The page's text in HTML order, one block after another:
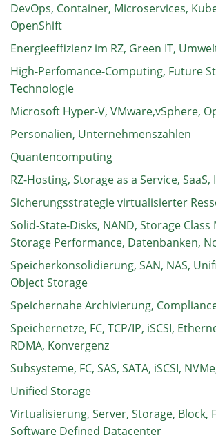
DevOps, Container, Microservices,
OpenShift
Energieeffizienz im RZ, Green IT,
High-Perfomance-Computing, Future
Technologie
Microsoft Hyper-V, VMware,vSphere,
Personalien, Unternehmenszahlen
Quantencomputing
RZ-Hosting, Storage as a Service, SaaS,
Sicherungsstrategie virtualisierter
Solid-State-Disks, NAND, Storage Class
Storage Performance, Datenbanken,
Speicherkonsolidierung, SAN, NAS,
Object Storage
Speichernahe Archivierung,
Speichernetze, FC, TCP/IP, iSCSI,
RDMA, Konvergenz
Subsysteme, FC, SAS, SATA, iSCSI,
Unified Storage
Virtualisierung, Server, Storage, Block,
Software Defined Datacenter